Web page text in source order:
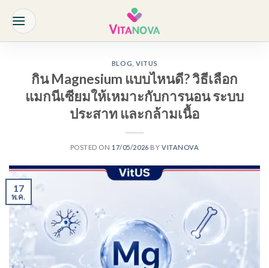
content
BLOG ,VITUS
กิน Magnesium แบบไหนดี? วิธีเลือก
แมกนีเซียมให้เหมาะกับการนอน ระบบ
ประสาท และกล้ามเนื้อ
POSTED ON 17/05/2026 BY VITANOVA
17
พ.ค.